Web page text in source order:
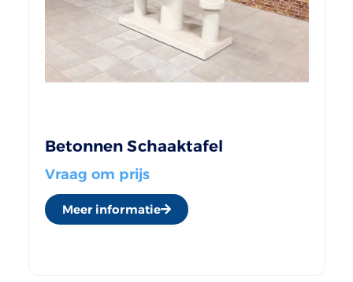
Betonnen Schaaktafel
Vraag om prijs
Meer informatie